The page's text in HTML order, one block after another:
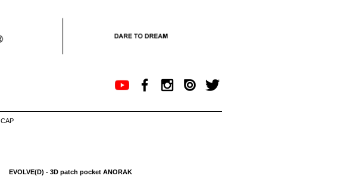
CAP
EVOLVE(D) - 3D patch pocket ANORAK